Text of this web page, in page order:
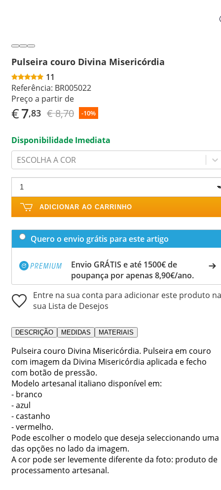
Pulseira couro Divina Misericórdia
11
Referência: BR005022
Preço a partir de
€7,83 € 8,70 -10%
Disponibilidade Imediata
ESCOLHA A COR
ADICIONAR AO CARRINHO
Quero o envio grátis para este artigo
Envio GRÁTIS e até 1500€ de
poupança por apenas 8,90€/ano.
Entre na sua conta para adicionar este produto na
sua Lista de Desejos
DESCRIÇÃO MEDIDAS MATERIAIS
Pulseira couro Divina Misericórdia. Pulseira em couro
com imagem da Divina Misericórdia aplicada e fecho
com botão de pressão.
Modelo artesanal italiano disponível em:
- branco
- azul
- castanho
- vermelho.
Pode escolher o modelo que deseja seleccionando uma
das opções no lado da imagem.
A cor pode ser levemente diferente da foto: produto de
processamento artesanal.